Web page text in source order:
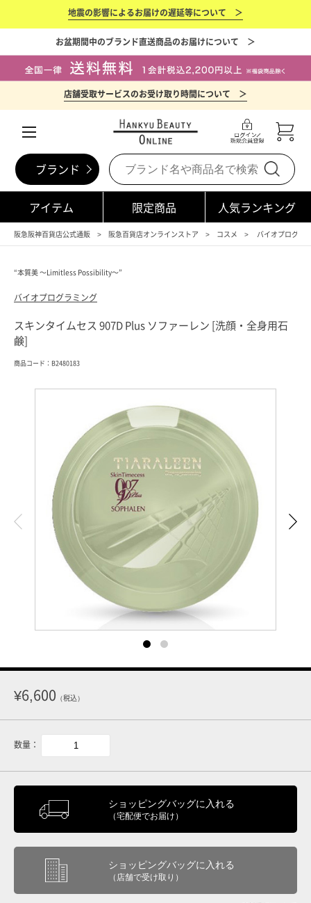
地震の影響によるお届けの遅延等について ＞
お盆期間中のブランド直送商品のお届けについて ＞
店舗受取サービスのお受け取り時間について ＞
ブランド
アイテム 限定商品 人気ランキング
阪急阪神百貨店公式通販 阪急百貨店オンラインストア コスメ バイオプログラ
“本質美 ～Limitless Possibility～”
バイオプログラミング
スキンタイムセス 907D Plus ソファーレン [洗顔・全身用石
鹸]
商品コード：B2480183
¥6,600 （税込）
数量：
ショッピングバッグに入れる
（宅配便でお届け）
ショッピングバッグに入れる
（店舗で受け取り）